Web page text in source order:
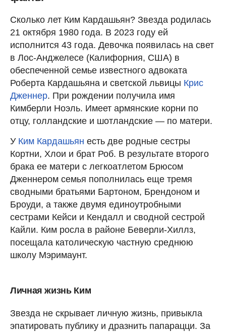
Сколько лет Ким Кардашьян? Звезда родилась
21 октября 1980 года. В 2023 году ей
исполнится 43 года. Девочка появилась на свет
в Лос-Анджелесе (Калифорния, США) в
обеспеченной семье известного адвоката
Роберта Кардашьяна и светской львицы Крис
Дженнер. При рождении получила имя
Кимберли Ноэль. Имеет армянские корни по
отцу, голландские и шотландские — по матери.
У Ким Кардашьян есть две родные сестры
Кортни, Хлои и брат Роб. В результате второго
брака ее матери с легкоатлетом Брюсом
Дженнером семья пополнилась еще тремя
сводными братьями Бартоном, Брендоном и
Броуди, а также двумя единоутробными
сестрами Кейси и Кендалл и сводной сестрой
Кайли. Ким росла в районе Беверли-Хиллз,
посещала католическую частную среднюю
школу Мэримаунт.
Личная жизнь Ким
Звезда не скрывает личную жизнь, привыкла
эпатировать публику и дразнить папарацци. За